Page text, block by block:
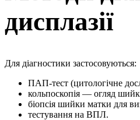
дисплазії
Для діагностики застосовуються:
ПАП-тест (цитологічне
кольпоскопія — огляд
біопсія шийки матки для
тестування на ВПЛ.